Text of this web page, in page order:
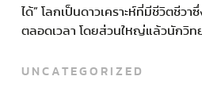
ได้” โลกเป็นดาวเคราะห์ที่มีชีวิตชีว
ตลอดเวลา โดยส่วนใหญ่แล้วนักวิทย
ทำให้ทวีปมีรูปร่างไม่เหมือนกันในช่
UNCATEGORIZED